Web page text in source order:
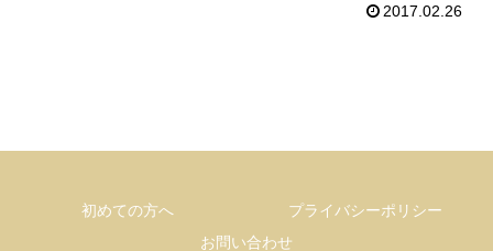
2017.02.26
初めての方へ
プライバシーポリシー
お問い合わせ